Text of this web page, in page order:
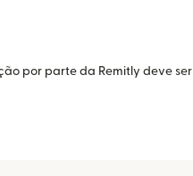
por parte da Remitly deve ser